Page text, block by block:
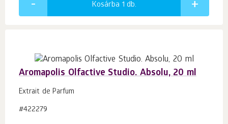
Kosárba 1 db.
Aromapolis Olfactive Studio. Absolu, 20 ml
Extrait de Parfum
#422279